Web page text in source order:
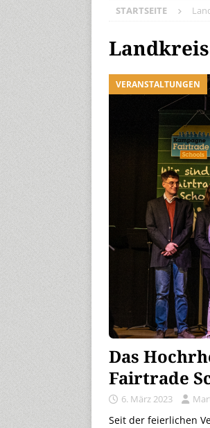
[
STARTSEITE
Landkreis
VERANSTALTUNGEN
Das
Fairtrade
6. März 2023
Seit der feierlichen